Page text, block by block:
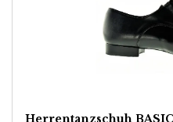
Herrentanzschuh